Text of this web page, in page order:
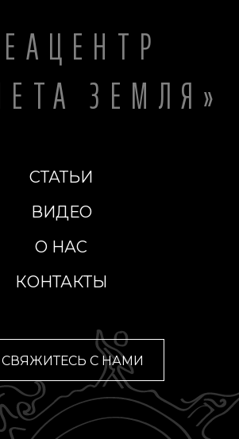
ЗЕМЛЯ»
СТАТЬИ
ВИДЕО
О НАС
КОНТАКТЫ
СВЯЖИТЕСЬ С НАМИ